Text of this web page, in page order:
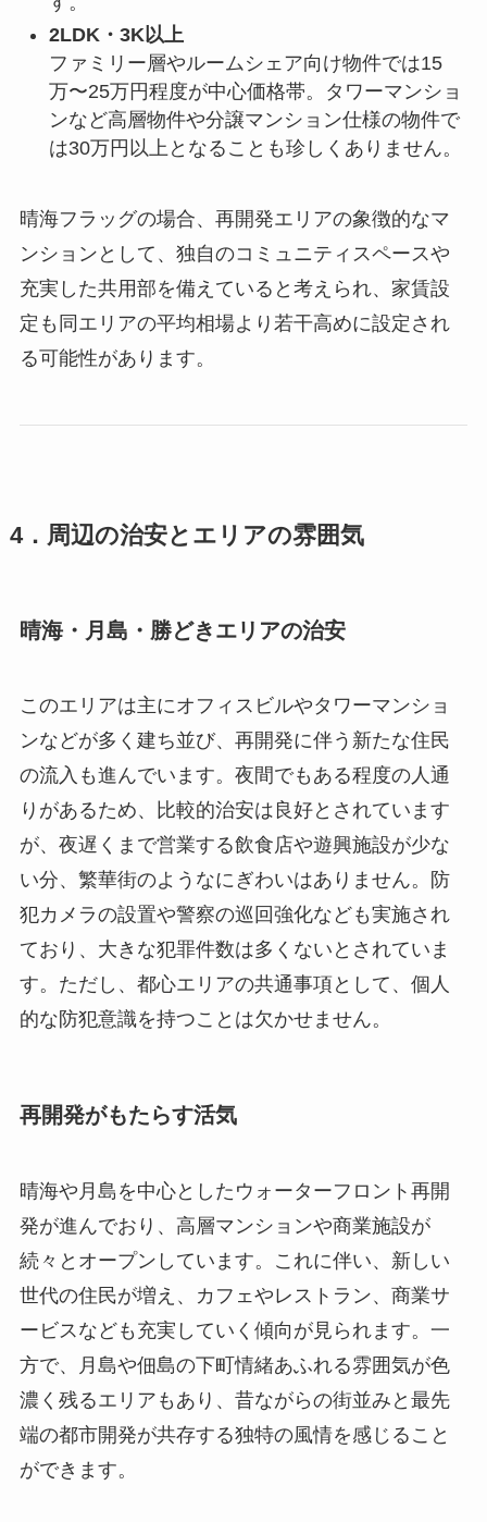
2LDK・3K以上
ファミリー層やルームシェア向け物件では15
万〜25万円程度が中心価格帯。タワーマンショ
ンなど高層物件や分譲マンション仕様の物件で
は30万円以上となることも珍しくありません。
晴海フラッグの場合、再開発エリアの象徴的なマ
ンションとして、独自のコミュニティスペースや
充実した共用部を備えていると考えられ、家賃設
定も同エリアの平均相場より若干高めに設定され
る可能性があります。
4．周辺の治安とエリアの雰囲気
晴海・月島・勝どきエリアの治安
このエリアは主にオフィスビルやタワーマンショ
ンなどが多く建ち並び、再開発に伴う新たな住民
の流入も進んでいます。夜間でもある程度の人通
りがあるため、比較的治安は良好とされています
が、夜遅くまで営業する飲食店や遊興施設が少な
い分、繁華街のようなにぎわいはありません。防
犯カメラの設置や警察の巡回強化なども実施され
ており、大きな犯罪件数は多くないとされていま
す。ただし、都心エリアの共通事項として、個人
的な防犯意識を持つことは欠かせません。
再開発がもたらす活気
晴海や月島を中心としたウォーターフロント再開
発が進んでおり、高層マンションや商業施設が
続々とオープンしています。これに伴い、新しい
世代の住民が増え、カフェやレストラン、商業サ
ービスなども充実していく傾向が見られます。一
方で、月島や佃島の下町情緒あふれる雰囲気が色
濃く残るエリアもあり、昔ながらの街並みと最先
端の都市開発が共存する独特の風情を感じること
ができます。